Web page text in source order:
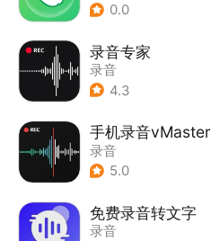
0.0
录音专家
录音
4.3
手机录音vMaster
录音
5.0
免费录音转文字
录音